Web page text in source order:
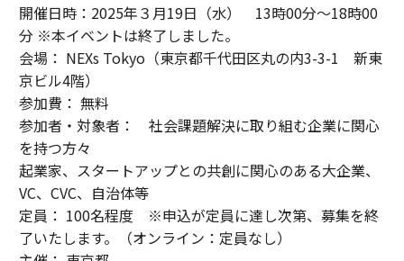
開催日時：2025年３月19日（水） 13時00分～18時00
分 ※本イベントは終了しました。
会場： NEXs Tokyo（東京都千代田区丸の内3-3-1 新東
京ビル4階）
参加費： 無料
参加者・対象者： 社会課題解決に取り組む企業に関心
を持つ方々
起業家、スタートアップとの共創に関心のある大企業、
VC、CVC、自治体等
定員： 100名程度 ※申込が定員に達し次第、募集を終
了いたします。（オンライン：定員なし）